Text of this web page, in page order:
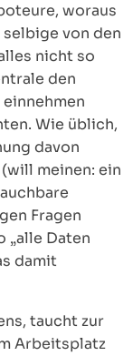
woraus
von den
nicht so
den
Wie üblich,
davon
meinen: ein
Fragen
„alle Daten
damit
taucht zur
Arbeitsplatz